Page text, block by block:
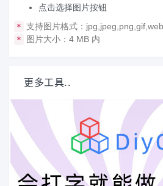
点击选择图片按钮
* 支持图片格式：
* 图片大小：4 MB 内
更多工具..